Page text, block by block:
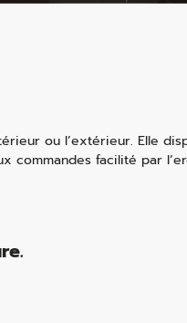
ou l’extérieur. Elle
commandes facilité par